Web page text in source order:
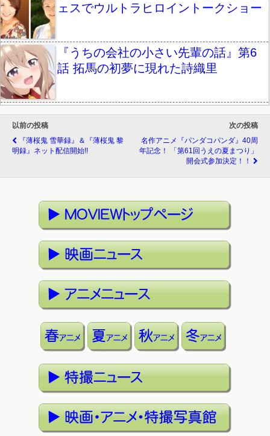
ェスでウルトラヒロイントークショー
『うちの会社の小さい先輩の話』第6
話 拓馬の初夢に現れた詩織里
以前の投稿
『薄桜鬼 雪華録』＆『薄桜鬼 黎
明録』ネット配信開始!!
次の投稿
名作アニメ『パンダコパンダ』40周
年記念！ 「第61回うえの夏まつり」
開会式参加決定！！